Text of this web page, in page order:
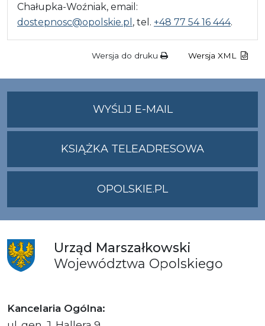
Chałupka-Woźniak, email:
dostepnosc@opolskie.pl , tel. +48 77 54 16 444.
Wersja do druku Wersja XML
WYŚLIJ E-MAILNA
ADRES
KSIĄŻKA TELEADRESOWA
OPOLSKIE.PL
Urząd Marszałkowski
Województwa Opolskiego
Kancelaria Ogólna: